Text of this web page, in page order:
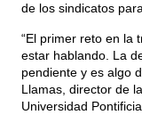
de los sindicatos
“El primer reto en la
estar hablando. La
pendiente y es algo
Llamas, director de
Universidad